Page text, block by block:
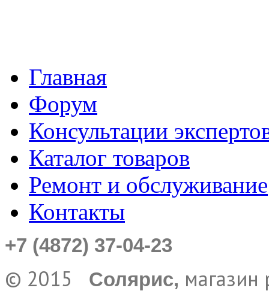
Главная
Форум
Консультации
Каталог товаров
Ремонт и обслуживание
Контакты
+7 (4872) 37-04-23
© 2015 Солярис, магазин